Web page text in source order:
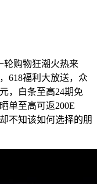
轮购物狂潮火热来
618福利大放送，众
，白条至高24期免
单至高可返200E
不知该如何选择的朋